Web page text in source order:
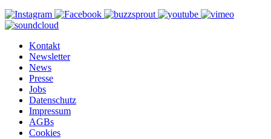
Kontakt
Newsletter
News
Presse
Jobs
Datenschutz
Impressum
AGBs
Cookies